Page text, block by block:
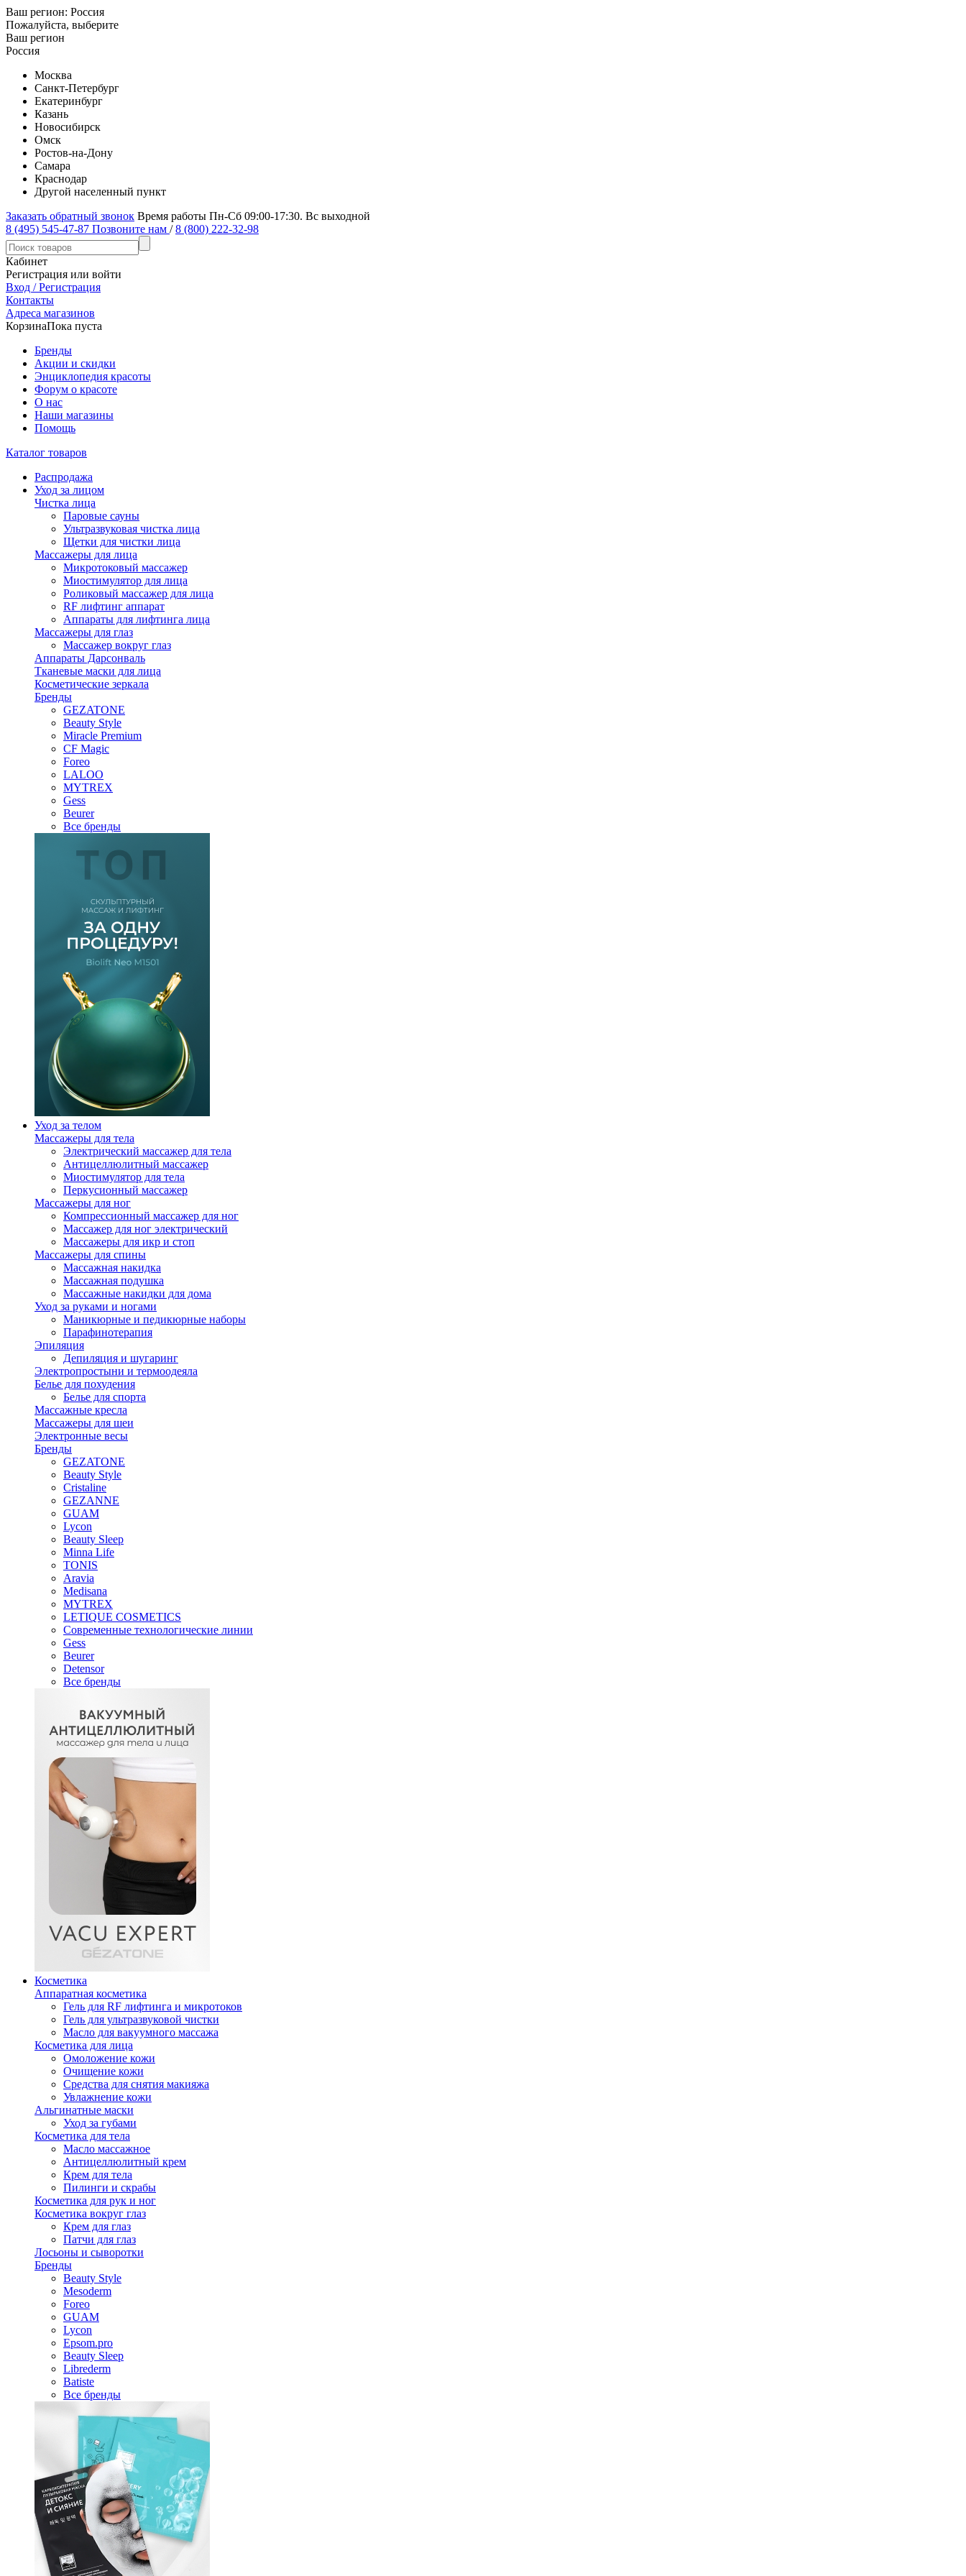
Ваш регион: Россия
Пожалуйста, выберите
Ваш регион
Россия
Москва
Санкт-Петербург
Екатеринбург
Казань
Новосибирск
Омск
Ростов-на-Дону
Самара
Краснодар
Другой населенный пункт
Заказать обратный звонок Время работы Пн-Сб 09:00-17:30. Вс выходной
8 (495) 545-47-87 Позвоните нам / 8 (800) 222-32-98
Кабинет
Регистрация или войти
Вход / Регистрация
Контакты
Адреса магазинов
КорзинаПока пуста
Бренды
Акции и скидки
Энциклопедия красоты
Форум о красоте
О нас
Наши магазины
Помощь
Каталог товаров
Распродажа
Уход за лицом
Чистка лица
Паровые сауны
Ультразвуковая чистка лица
Щетки для чистки лица
Массажеры для лица
Микротоковый массажер
Миостимулятор для лица
Роликовый массажер для лица
RF лифтинг аппарат
Аппараты для лифтинга лица
Массажеры для глаз
Массажер вокруг глаз
Аппараты Дарсонваль
Тканевые маски для лица
Косметические зеркала
Бренды
GEZATONE
Beauty Style
Miracle Premium
CF Magic
Foreo
LALOO
MYTREX
Gess
Beurer
Все бренды
Уход за телом
Массажеры для тела
Электрический массажер для тела
Антицеллюлитный массажер
Миостимулятор для тела
Перкусионный массажер
Массажеры для ног
Компрессионный массажер для ног
Массажер для ног электрический
Массажеры для икр и стоп
Массажеры для спины
Массажная накидка
Массажная подушка
Массажные накидки для дома
Уход за руками и ногами
Маникюрные и педикюрные наборы
Парафинотерапия
Эпиляция
Депиляция и шугаринг
Электропростыни и термоодеяла
Белье для похудения
Белье для спорта
Массажные кресла
Массажеры для шеи
Электронные весы
Бренды
GEZATONE
Beauty Style
Cristaline
GEZANNE
GUAM
Lycon
Beauty Sleep
Minna Life
TONIS
Aravia
Medisana
MYTREX
LETIQUE COSMETICS
Современные технологические линии
Gess
Beurer
Detensor
Все бренды
Косметика
Аппаратная косметика
Гель для RF лифтинга и микротоков
Гель для ультразвуковой чистки
Масло для вакуумного массажа
Косметика для лица
Омоложение кожи
Очищение кожи
Средства для снятия макияжа
Увлажнение кожи
Альгинатные маски
Уход за губами
Косметика для тела
Масло массажное
Антицеллюлитный крем
Крем для тела
Пилинги и скрабы
Косметика для рук и ног
Косметика вокруг глаз
Крем для глаз
Патчи для глаз
Лосьоны и сыворотки
Бренды
Beauty Style
Mesoderm
Foreo
GUAM
Lycon
Epsom.pro
Beauty Sleep
Librederm
Batiste
Все бренды